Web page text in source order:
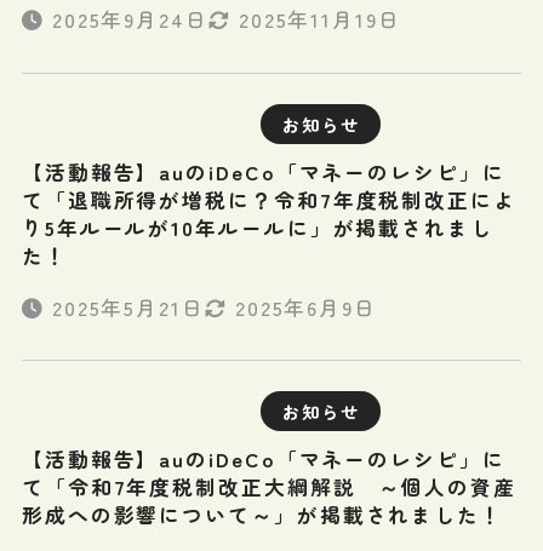
2025年9月24日
2025年11月19日
お知らせ
【活動報告】auのiDeCo「マネーのレシピ」に
て「退職所得が増税に？令和7年度税制改正によ
り5年ルールが10年ルールに」が掲載されまし
た！
2025年5月21日
2025年6月9日
お知らせ
【活動報告】auのiDeCo「マネーのレシピ」に
て「令和7年度税制改正大綱解説 ～個人の資産
形成への影響について～」が掲載されました！